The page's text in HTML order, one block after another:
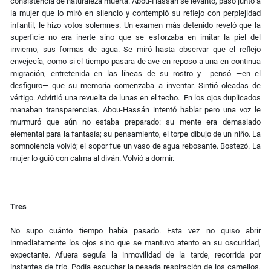
la mujer que lo miró en silencio y contempló su reflejo con perplejidad
infantil, le hizo votos solemnes. Un examen más detenido reveló que la
superficie no era inerte sino que se esforzaba en imitar la piel del
invierno, sus formas de agua. Se miró hasta observar que el reflejo
envejecía, como si el tiempo pasara de ave en reposo a una en continua
migración, entretenida en las líneas de su rostro y pensó —en el
desfiguro— que su memoria comenzaba a inventar. Sintió oleadas de
vértigo. Advirtió una revuelta de lunas en el techo. En los ojos duplicados
manaban transparencias. Abou-Hassán intentó hablar pero una voz le
murmuró que aún no estaba preparado: su mente era demasiado
elemental para la fantasía; su pensamiento, el torpe dibujo de un niño. La
somnolencia volvió; el sopor fue un vaso de agua rebosante. Bostezó. La
mujer lo guió con calma al diván. Volvió a dormir.
Tres
No supo cuánto tiempo había pasado. Esta vez no quiso abrir
inmediatamente los ojos sino que se mantuvo atento en su oscuridad,
expectante. Afuera seguía la inmovilidad de la tarde, recorrida por
instantes de frío. Podía escuchar la pesada respiración de los camellos,